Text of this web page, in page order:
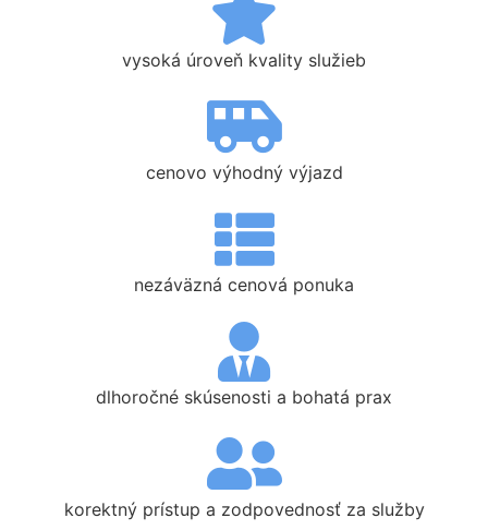
vysoká úroveň kvality služieb
cenovo výhodný výjazd
nezáväzná cenová ponuka
dlhoročné skúsenosti a bohatá prax
korektný prístup a zodpovednosť za služby